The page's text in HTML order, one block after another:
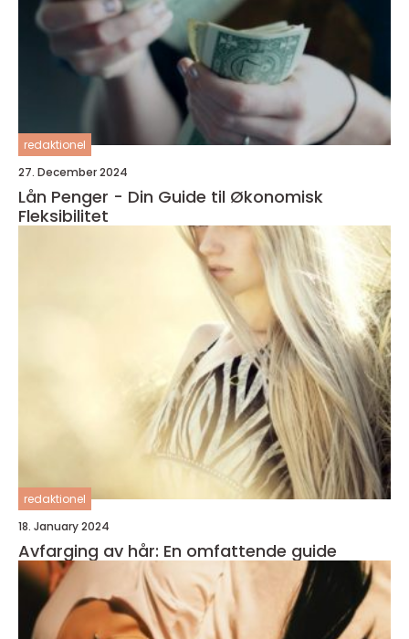
redaktionel
27. December 2024
Lån Penger - Din Guide til Økonomisk
Fleksibilitet
redaktionel
18. January 2024
Avfarging av hår: En omfattende guide